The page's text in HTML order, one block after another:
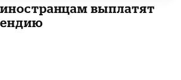
выплатят